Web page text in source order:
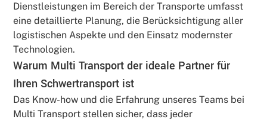
Dienstleistungen im Bereich der Transporte umfasst
eine detaillierte Planung, die Berücksichtigung aller
logistischen Aspekte und den Einsatz modernster
Technologien.
Warum Multi Transport der ideale Partner für
Ihren Schwertransport ist
Das Know-how und die Erfahrung unseres Teams bei
Multi Transport stellen sicher, dass jeder